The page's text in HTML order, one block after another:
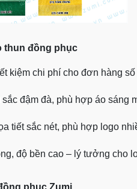
thun đồng phục
kiệm chi phí cho đơn hàng
sắc đậm đà, phù hợp áo sáng
tiết sắc nét, phù hợp logo
độ bền cao – lý tưởng cho